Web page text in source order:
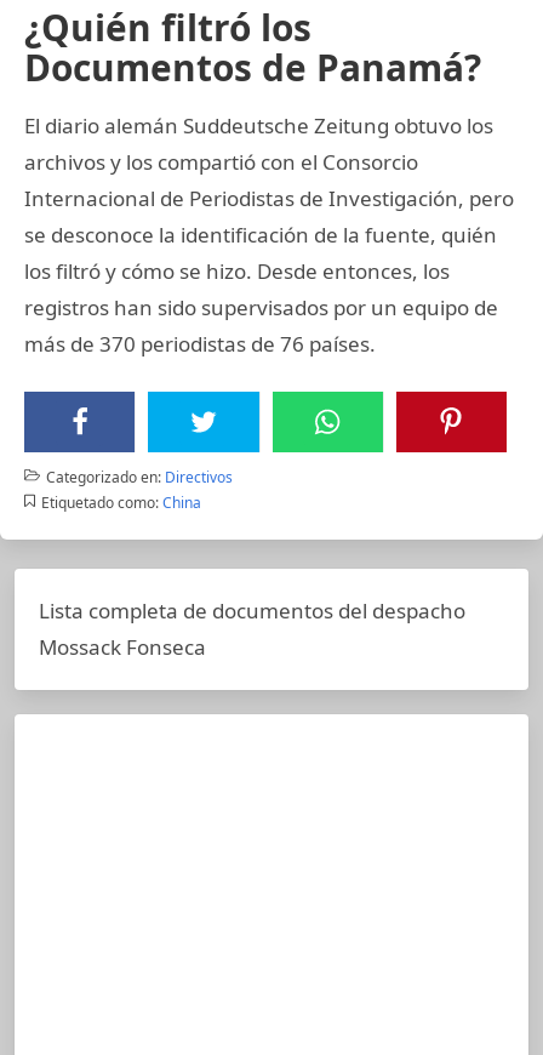
¿Quién filtró los
Documentos de Panamá?
El diario alemán Suddeutsche Zeitung obtuvo los
archivos y los compartió con el Consorcio
Internacional de Periodistas de Investigación, pero
se desconoce la identificación de la fuente, quién
los filtró y cómo se hizo. Desde entonces, los
registros han sido supervisados por un equipo de
más de 370 periodistas de 76 países.
Categorizado en: Directivos
Etiquetado como: China
Lista completa de documentos del despacho
Mossack Fonseca